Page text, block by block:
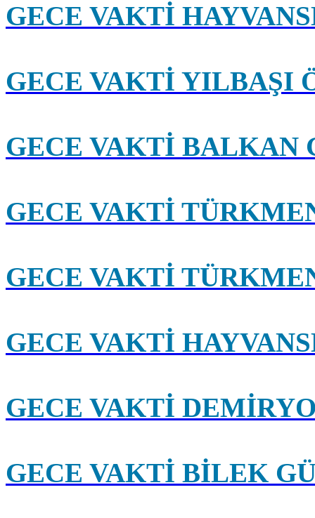
GECE VAKTİ
GECE VAKTİ YILBAŞI
GECE VAKTİ BALKAN
GECE VAKTİ
GECE VAKTİ
GECE VAKTİ
GECE VAKTİ
GECE VAKTİ BİLEK